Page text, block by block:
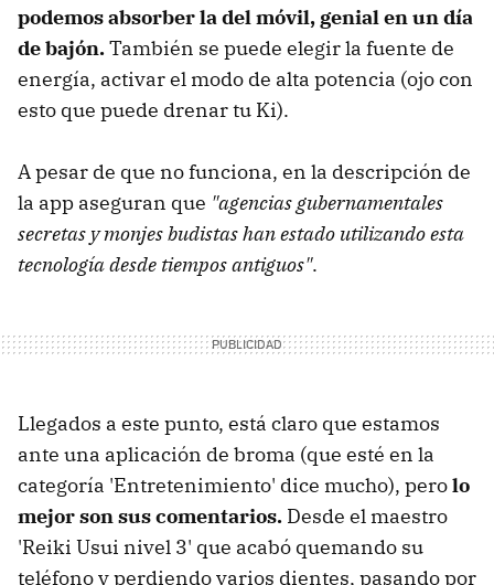
podemos absorber la del móvil, genial en un día
de bajón.También se puede elegir la fuente de
energía, activar el modo de alta potencia (ojo con
esto que puede drenar tu Ki).
A pesar de que no funciona, en la descripción de
la app aseguran que "agencias gubernamentales
secretas y monjes budistas han estado utilizando esta
tecnología desde tiempos antiguos".
Llegados a este punto, está claro que estamos
ante una aplicación de broma (que esté en la
categoría 'Entretenimiento' dice mucho), perolo
mejor son sus comentarios. Desde el maestro
'Reiki Usui nivel 3' que acabó quemando su
teléfono y perdiendo varios dientes, pasando por